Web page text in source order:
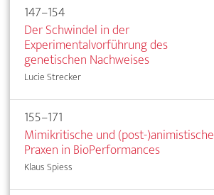
147–154
Der Schwindel in der
Experimentalvorführung des
genetischen Nachweises
Lucie Strecker
155–171
Mimikritische und (post-)animistische
Praxen in BioPerformances
Klaus Spiess